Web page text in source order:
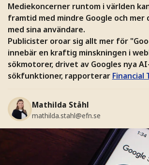
Mediekoncerner runtom i världen
framtid med mindre Google och
med sina användare.
Publicister oroar sig allt mer för
innebär en kraftig minskningen i
sökmotorer, drivet av Googles nya
sökfunktioner, rapporterar Financial
Mathilda Ståhl
mathilda.stahl@efn.se